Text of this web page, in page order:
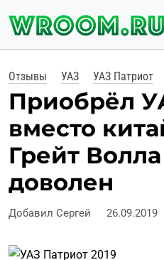
Отзывы УАЗ УАЗ Патриот
Приобрёл
вместо
Грейт
доволен
Добавил Сергей 26.09.2019